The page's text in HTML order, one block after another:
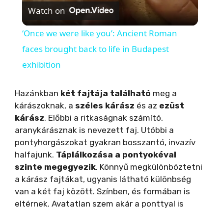
a
V
i
d
e
Watch on
‘Once we were like you’: Ancient Roman
faces brought back to life in Budapest
exhibition
Hazánkban két fajtája található meg a
kárászoknak, a széles kárász és az ezüst
kárász. Előbbi a ritkaságnak számító,
aranykárásznak is nevezett faj. Utóbbi a
pontyhorgászokat gyakran bosszantó, invazív
halfajunk. Táplálkozása a pontyokéval
szinte megegyezik. Könnyű megkülönböztetni
a kárász fajtákat, ugyanis látható különbség
van a két faj között. Színben, és formában is
eltérnek. Avatatlan szem akár a ponttyal is